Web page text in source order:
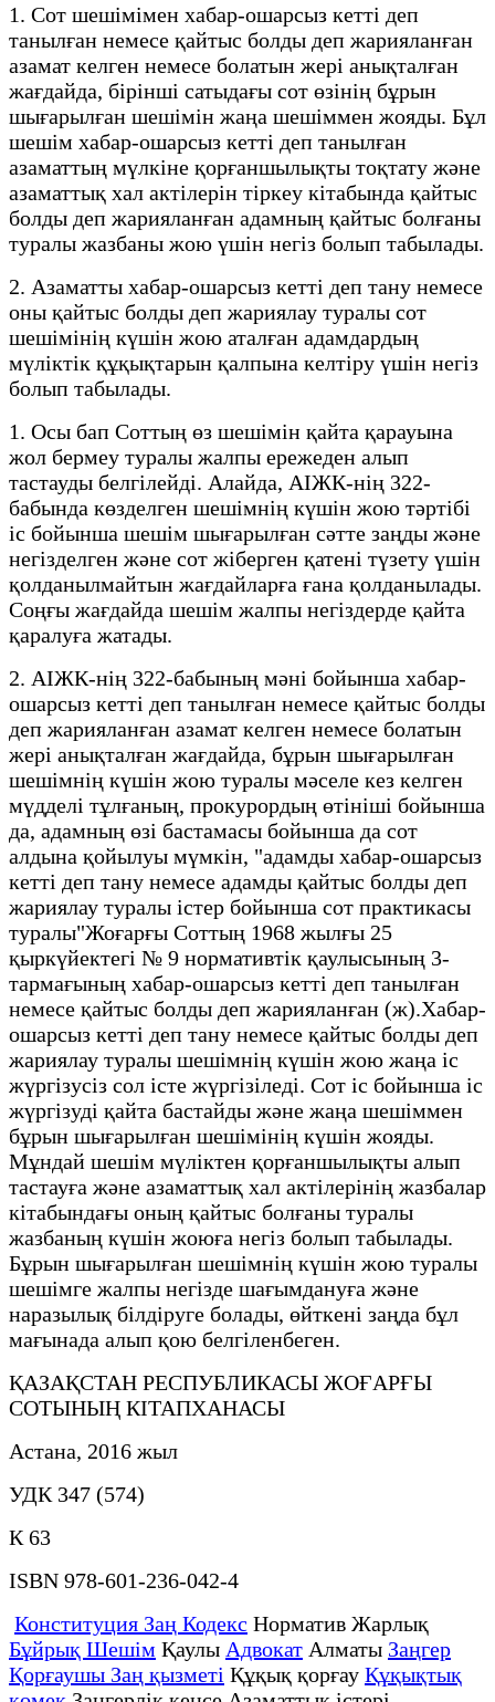
1. Сот шешімімен хабар-ошарсыз кетті деп
танылған немесе қайтыс болды деп жарияланған
азамат келген немесе болатын жері анықталған
жағдайда, бірінші сатыдағы сот өзінің бұрын
шығарылған шешімін жаңа шешіммен жояды. Бұл
шешім хабар-ошарсыз кетті деп танылған
азаматтың мүлкіне қорғаншылықты тоқтату және
азаматтық хал актілерін тіркеу кітабында қайтыс
болды деп жарияланған адамның қайтыс болғаны
туралы жазбаны жою үшін негіз болып табылады.
2. Азаматты хабар-ошарсыз кетті деп тану немесе
оны қайтыс болды деп жариялау туралы сот
шешімінің күшін жою аталған адамдардың
мүліктік құқықтарын қалпына келтіру үшін негіз
болып табылады.
1. Осы бап Соттың өз шешімін қайта қарауына
жол бермеу туралы жалпы ережеден алып
тастауды белгілейді. Алайда, АІЖК-нің 322-
бабында көзделген шешімнің күшін жою тәртібі
іс бойынша шешім шығарылған сәтте заңды және
негізделген және сот жіберген қатені түзету үшін
қолданылмайтын жағдайларға ғана қолданылады.
Соңғы жағдайда шешім жалпы негіздерде қайта
қаралуға жатады.
2. АІЖК-нің 322-бабының мәні бойынша хабар-
ошарсыз кетті деп танылған немесе қайтыс болды
деп жарияланған азамат келген немесе болатын
жері анықталған жағдайда, бұрын шығарылған
шешімнің күшін жою туралы мәселе кез келген
мүдделі тұлғаның, прокурордың өтініші бойынша
да, адамның өзі бастамасы бойынша да сот
алдына қойылуы мүмкін, "адамды хабар-ошарсыз
кетті деп тану немесе адамды қайтыс болды деп
жариялау туралы істер бойынша сот практикасы
туралы"Жоғарғы Соттың 1968 жылғы 25
қыркүйектегі № 9 нормативтік қаулысының 3-
тармағының хабар-ошарсыз кетті деп танылған
немесе қайтыс болды деп жарияланған (ж).Хабар-
ошарсыз кетті деп тану немесе қайтыс болды деп
жариялау туралы шешімнің күшін жою жаңа іс
жүргізусіз сол істе жүргізіледі. Сот іс бойынша іс
жүргізуді қайта бастайды және жаңа шешіммен
бұрын шығарылған шешімінің күшін жояды.
Мұндай шешім мүліктен қорғаншылықты алып
тастауға және азаматтық хал актілерінің жазбалар
кітабындағы оның қайтыс болғаны туралы
жазбаның күшін жоюға негіз болып табылады.
Бұрын шығарылған шешімнің күшін жою туралы
шешімге жалпы негізде шағымдануға және
наразылық білдіруге болады, өйткені заңда бұл
мағынада алып қою белгіленбеген.
ҚАЗАҚСТАН РЕСПУБЛИКАСЫ ЖОҒАРҒЫ
СОТЫНЫҢ КІТАПХАНАСЫ
Астана, 2016 жыл
УДК 347 (574)
К 63
ISBN 978-601-236-042-4
Конституция Заң Кодекс Норматив Жарлық
Бұйрық Шешім Қаулы Адвокат Алматы Заңгер
Қорғаушы Заң қызметі Құқық қорғау Құқықтық